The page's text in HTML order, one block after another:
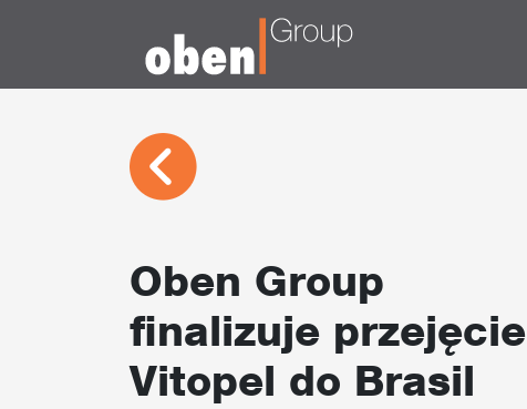
Oben Group
finalizuje przejęcie
Vitopel do Brasil